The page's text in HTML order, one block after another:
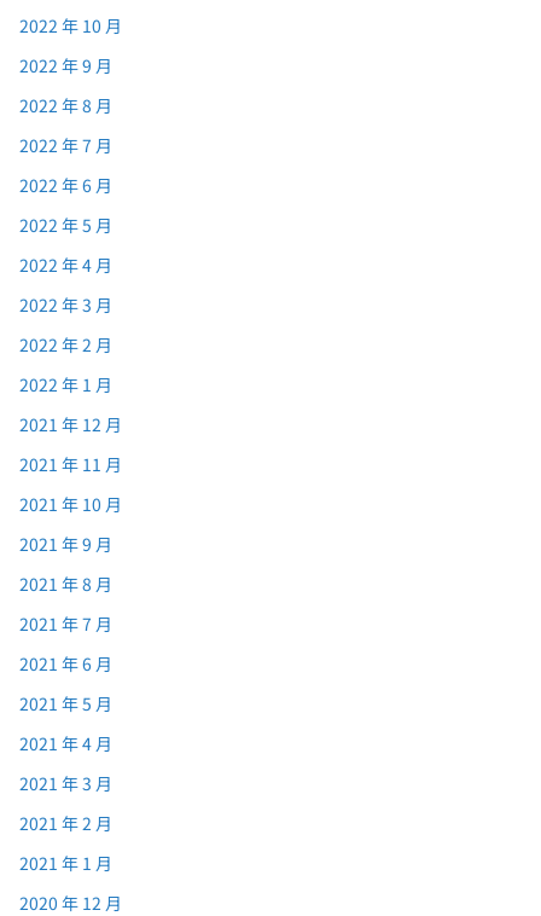
2022 年 10 月
2022 年 9 月
2022 年 8 月
2022 年 7 月
2022 年 6 月
2022 年 5 月
2022 年 4 月
2022 年 3 月
2022 年 2 月
2022 年 1 月
2021 年 12 月
2021 年 11 月
2021 年 10 月
2021 年 9 月
2021 年 8 月
2021 年 7 月
2021 年 6 月
2021 年 5 月
2021 年 4 月
2021 年 3 月
2021 年 2 月
2021 年 1 月
2020 年 12 月